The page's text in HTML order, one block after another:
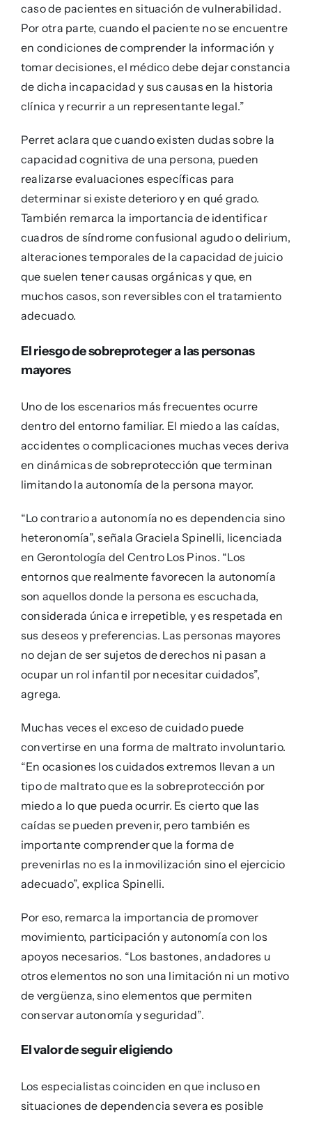
caso de pacientes en situación de vulnerabilidad.
Por otra parte, cuando el paciente no se encuentre
en condiciones de comprender la información y
tomar decisiones, el médico debe dejar constancia
de dicha incapacidad y sus causas en la historia
clínica y recurrir a un representante legal.”
Perret aclara que cuando existen dudas sobre la
capacidad cognitiva de una persona, pueden
realizarse evaluaciones específicas para
determinar si existe deterioro y en qué grado.
También remarca la importancia de identificar
cuadros de síndrome confusional agudo o delirium,
alteraciones temporales de la capacidad de juicio
que suelen tener causas orgánicas y que, en
muchos casos, son reversibles con el tratamiento
adecuado.
El riesgo de sobreproteger a las personas
mayores
Uno de los escenarios más frecuentes ocurre
dentro del entorno familiar. El miedo a las caídas,
accidentes o complicaciones muchas veces deriva
en dinámicas de sobreprotección que terminan
limitando la autonomía de la persona mayor.
“Lo contrario a autonomía no es dependencia sino
heteronomía”, señala Graciela Spinelli, licenciada
en Gerontología del Centro Los Pinos. “Los
entornos que realmente favorecen la autonomía
son aquellos donde la persona es escuchada,
considerada única e irrepetible, y es respetada en
sus deseos y preferencias. Las personas mayores
no dejan de ser sujetos de derechos ni pasan a
ocupar un rol infantil por necesitar cuidados”,
agrega.
Muchas veces el exceso de cuidado puede
convertirse en una forma de maltrato involuntario.
“En ocasiones los cuidados extremos llevan a un
tipo de maltrato que es la sobreprotección por
miedo a lo que pueda ocurrir. Es cierto que las
caídas se pueden prevenir, pero también es
importante comprender que la forma de
prevenirlas no es la inmovilización sino el ejercicio
adecuado”, explica Spinelli.
Por eso, remarca la importancia de promover
movimiento, participación y autonomía con los
apoyos necesarios. “Los bastones, andadores u
otros elementos no son una limitación ni un motivo
de vergüenza, sino elementos que permiten
conservar autonomía y seguridad”.
El valor de seguir eligiendo
Los especialistas coinciden en que incluso en
situaciones de dependencia severa es posible